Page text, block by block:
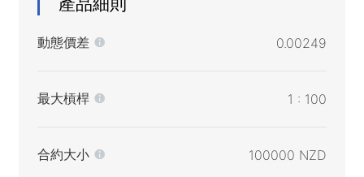
動態價差 0.00249
最大槓桿 1 : 100
合約大小 100000 NZD